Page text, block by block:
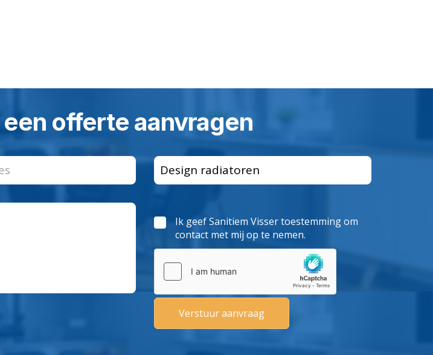
offerte aanvragen
Ik geef Sanitiem Visser toestemming om
contact met mij op te nemen.